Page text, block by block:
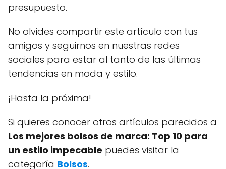
presupuesto.
No olvides compartir este artículo con tus
amigos y seguirnos en nuestras redes
sociales para estar al tanto de las últimas
tendencias en moda y estilo.
¡Hasta la próxima!
Si quieres conocer otros artículos parecidos a
Los mejores bolsos de marca: Top 10 para
un estilo impecable puedes visitar la
categoría Bolsos.